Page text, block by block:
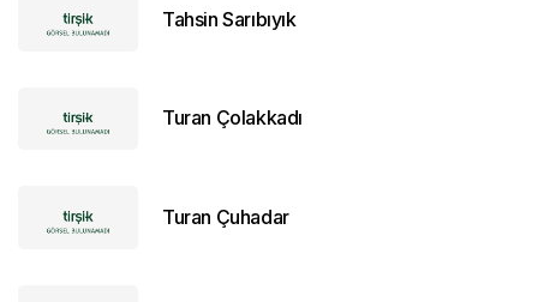
Tahsin Sarıbıyık
Turan Çolakkadı
Turan Çuhadar